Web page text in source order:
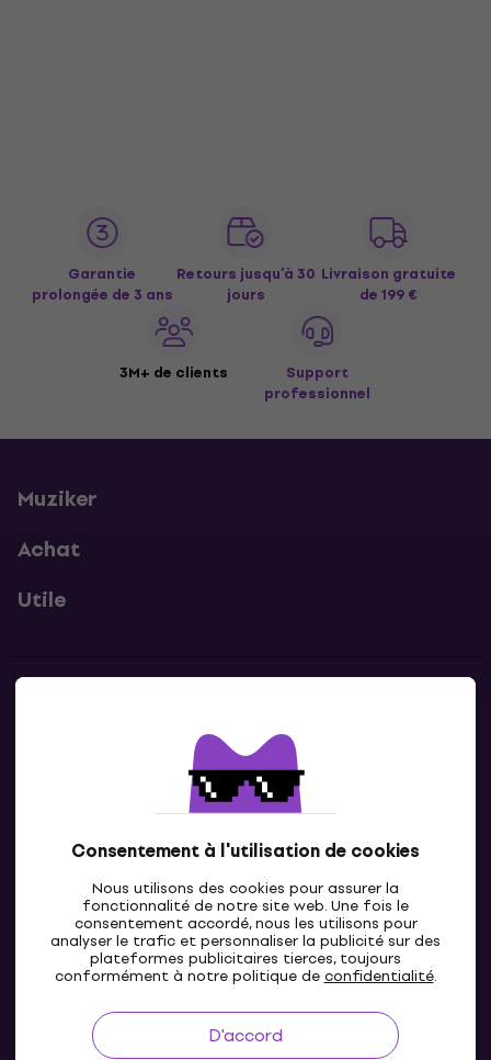
Consentement à l'utilisation de cookies
Nous utilisons des cookies pour assurer la
fonctionnalité de notre site web. Une fois le
consentement accordé, nous les utilisons pour
analyser le trafic et personnaliser la publicité sur des
plateformes publicitaires tierces, toujours
conformément à notre politique deconfidentialité.
D'accord
Garantie
prolongée de 3 ans
Retours jusqu’à 30
jours
Livraison gratuite
de 199 €
3M+ de clients
Support
professionnel
Muziker
Achat
Utile
Contacte nous
LU